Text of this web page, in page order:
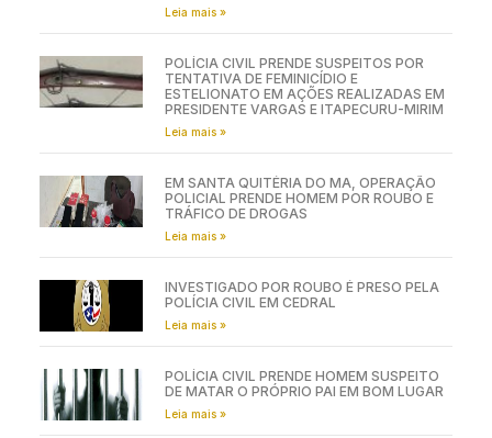
Leia mais »
POLÍCIA CIVIL PRENDE SUSPEITOS POR
TENTATIVA DE FEMINICÍDIO E
ESTELIONATO EM AÇÕES REALIZADAS EM
PRESIDENTE VARGAS E ITAPECURU-MIRIM
Leia mais »
EM SANTA QUITÉRIA DO MA, OPERAÇÃO
POLICIAL PRENDE HOMEM POR ROUBO E
TRÁFICO DE DROGAS
Leia mais »
INVESTIGADO POR ROUBO É PRESO PELA
POLÍCIA CIVIL EM CEDRAL
Leia mais »
POLÍCIA CIVIL PRENDE HOMEM SUSPEITO
DE MATAR O PRÓPRIO PAI EM BOM LUGAR
Leia mais »